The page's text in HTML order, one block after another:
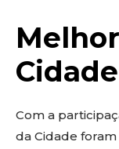
Com a
da Cidade